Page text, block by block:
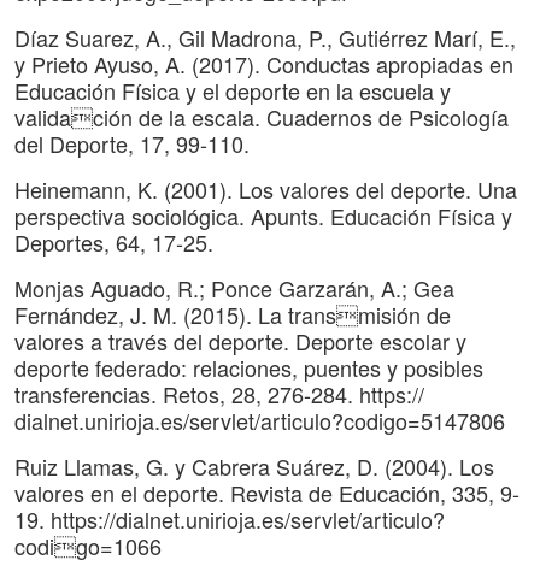
Díaz Suarez, A., Gil Madrona, P., Gutiérrez Marí, E.,
y Prieto Ayuso, A. (2017). Conductas apropiadas en
Educación Física y el deporte en la escuela y
validación de la escala. Cuadernos de Psicología
del Deporte, 17, 99-110.
Heinemann, K. (2001). Los valores del deporte. Una
perspectiva sociológica. Apunts. Educación Física y
Deportes, 64, 17-25.
Monjas Aguado, R.; Ponce Garzarán, A.; Gea
Fernández, J. M. (2015). La transmisión de
valores a través del deporte. Deporte escolar y
deporte federado: relaciones, puentes y posibles
transferencias. Retos, 28, 276-284. https://
dialnet.unirioja.es/servlet/articulo?codigo=5147806
Ruiz Llamas, G. y Cabrera Suárez, D. (2004). Los
valores en el deporte. Revista de Educación, 335, 9-
19. https://dialnet.unirioja.es/servlet/articulo?
codigo=1066